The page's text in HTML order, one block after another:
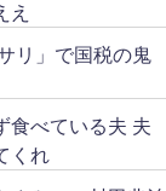
え
リ」で国税の鬼
食べている夫 夫
くれ